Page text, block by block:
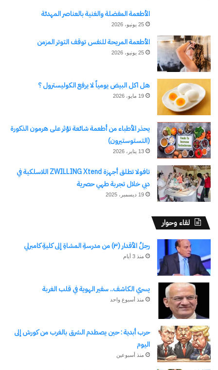
الأطعمة المفضلة والغنية بالعناصر المهدئة
25 يونيو، 2026
الأطعمة المريحة للنفس توقف التوتر المزمن
25 يونيو، 2026
هل اكل البيض يومياً لا يرفع الكوليسترول ؟
19 مايو، 2026
يحذر الأطباء من أطعمة شائعة تؤثر على هرمون الذكورة
(التستوستيرون)
13 يناير، 2026
تافولا تطلق أجهزة ZWILLING Xtend اللاسلكية في
دبي خلال تجربة طهي حصرية
19 ديسمبر، 2025
لقاء وحوار
رجلُ الأقدار (٣) من مدرسةِ المشاةِ إلى كليةِ كامبرلي
منذ 3 أيام
يسري الكاشف.. سفير الهوية في قلب الغربة
منذ أسبوع واحد
حرب أبدية : حين يصطدم الشرق بالغرب من كورش إلى
اليوم
منذ أسبوعين